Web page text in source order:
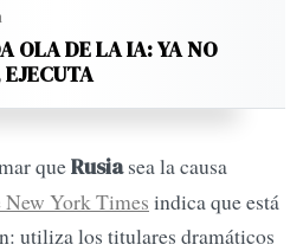
OLA DE LA IA: YA NO
EJECUTA
queRusiasea la causa
New York Times indica que está
utiliza los titulares dramáticos